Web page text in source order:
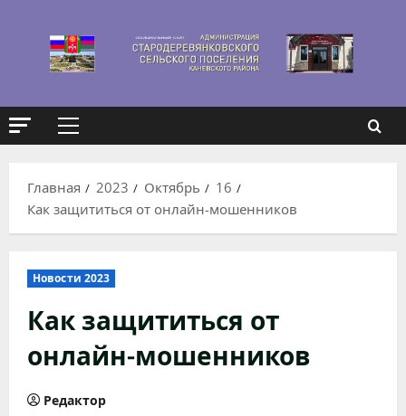
содержимому
Основное
Главная
2023 Октябрь
16
Как защититься от онлайн-мошенников
Новости 2023
Как защититься от
онлайн-мошенников
Редактор